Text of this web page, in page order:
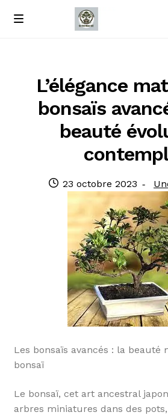
Passer
Passer
M
À propos de nous
Contact
L’élégance
bonsaïs
beauté
Publié
23 octobre 2023
Les bonsaïs avancés : la beauté
bonsaï
Le bonsaï, cet art ancestral
arbres miniatures dans des